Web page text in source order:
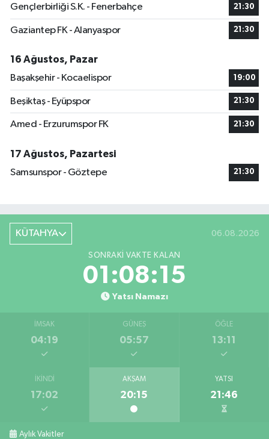
Gençlerbirliği S.K. - Fenerbahçe 21:30
Gaziantep FK - Alanyaspor 21:30
16 Ağustos, Pazar
Başakşehir - Kocaelispor
19:00
Beşiktaş - Eyüpspor 21:30
Amed - Erzurumspor FK 21:30
17 Ağustos, Pazartesi
Samsunspor - Göztepe
21:30
KÜTAHYA 06.08.2026
SONRAKI VAKTE KALAN
01:08:14
Yatsı Namazı
İMSAK
04:19
GÜNEŞ
05:57
ÖĞLE
13:11
İKINDI
17:02
AKŞAM
20:15
YATSI
21:46
Aylık Vakitler